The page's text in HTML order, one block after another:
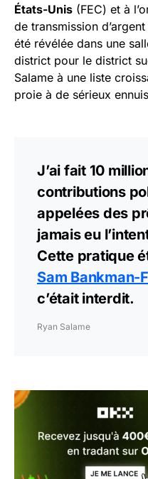
États-Unis (FEC) et à
de transmission
été révélée dans une
district pour le district
Salame à une liste
proie à de sérieux
J’ai fait 10
contributions
appelées des
jamais eu
Cette pratique
Sam Bankman-
c’était interdit.
Ryan Salame